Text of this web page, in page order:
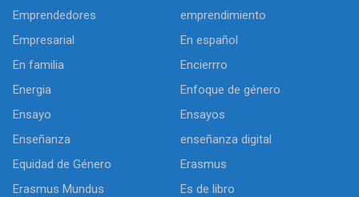
Emprendedores
emprendimiento
Empresarial
En español
En familia
Encierrro
Energia
Enfoque de género
Ensayo
Ensayos
Enseñanza
enseñanza digital
Equidad de Género
Erasmus
Erasmus Mundus
Es de libro